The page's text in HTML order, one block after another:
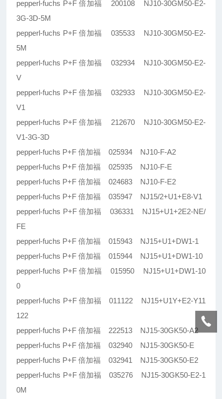
pepperl-fuchs P+F 倍加福 200108 NJ10-30GM50-E2-
3G-3D-5M
pepperl-fuchs P+F 倍加福 035533 NJ10-30GM50-E2-
5M
pepperl-fuchs P+F 倍加福 032934 NJ10-30GM50-E2-
V
pepperl-fuchs P+F 倍加福 032933 NJ10-30GM50-E2-
V1
pepperl-fuchs P+F 倍加福 212670 NJ10-30GM50-E2-
V1-3G-3D
pepperl-fuchs P+F 倍加福 025934 NJ10-F-A2
pepperl-fuchs P+F 倍加福 025935 NJ10-F-E
pepperl-fuchs P+F 倍加福 024683 NJ10-F-E2
pepperl-fuchs P+F 倍加福 035947 NJ15/2+U1+E8-V1
pepperl-fuchs P+F 倍加福 036331 NJ15+U1+2E2-NE/
FE
pepperl-fuchs P+F 倍加福 015943 NJ15+U1+DW1-1
pepperl-fuchs P+F 倍加福 015944 NJ15+U1+DW1-10
pepperl-fuchs P+F 倍加福 015950 NJ15+U1+DW1-10
0
pepperl-fuchs P+F 倍加福 011122 NJ15+U1Y+E2-Y11
122
pepperl-fuchs P+F 倍加福 222513 NJ15-30GK50-A2
pepperl-fuchs P+F 倍加福 032940 NJ15-30GK50-E
pepperl-fuchs P+F 倍加福 032941 NJ15-30GK50-E2
pepperl-fuchs P+F 倍加福 035276 NJ15-30GK50-E2-1
0M